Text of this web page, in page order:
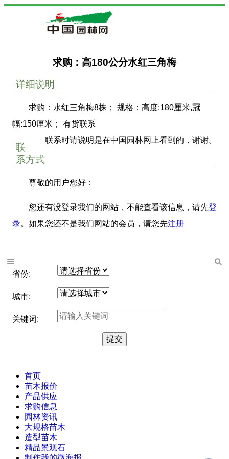
求购：高180公分水红三角梅
详细说明
求购：水红三角梅8株； 规格：高度:180厘米,冠
幅:150厘米； 有货联系
联系时请说明是在中国园林网上看到的，谢谢。
联
系方式
尊敬的用户您好：
您还有没登录我们的网站，不能查看该信息，请先登
录。如果您还不是我们网站的会员，请您先注册
省份:
城市:
关键词:
首页
苗木报价
产品供应
求购信息
园林资讯
大规格苗木
造型苗木
精品景观石